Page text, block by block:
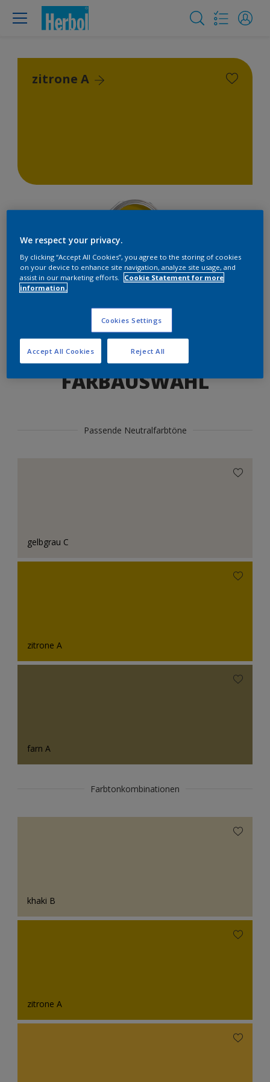
zitrone A
Produkte in diesem Farbton finden
FARBAUSWAHL
Passende Neutralfarbtöne
gelbgrau C
zitrone A
farn A
Farbtonkombinationen
khaki B
zitrone A
We respect your privacy.
By clicking “Accept All Cookies”, you agree to the storing of cookies
on your device to enhance site navigation, analyze site usage, and
assist in our marketing efforts.
Cookie Statement for more
information.
Cookies Settings
Reject All
Accept All Cookies